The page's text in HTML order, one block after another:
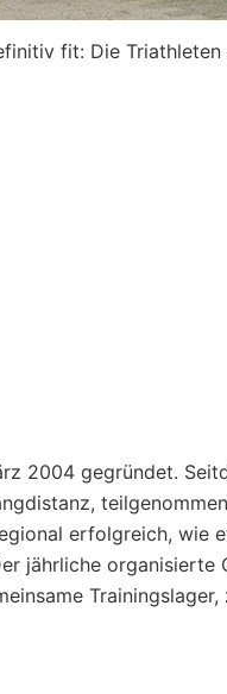
fit: Die Triathleten
2004 gegründet.
erfolgreich, wie
jährliche